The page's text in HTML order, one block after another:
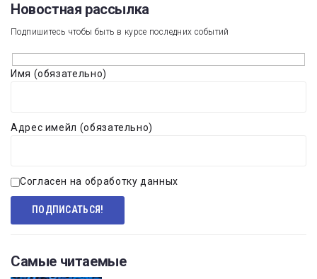
Новостная рассылка​
Подпишитесь чтобы быть в курсе последних событий
Имя (обязательно)
Адрес имейл (обязательно)
Согласен на обработку данных
Самые читаемые